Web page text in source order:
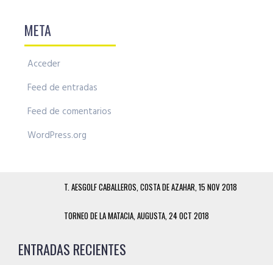
META
Acceder
Feed de entradas
Feed de comentarios
WordPress.org
T. AESGOLF CABALLEROS, COSTA DE AZAHAR, 15 NOV 2018
TORNEO DE LA MATACIA, AUGUSTA, 24 OCT 2018
ENTRADAS RECIENTES